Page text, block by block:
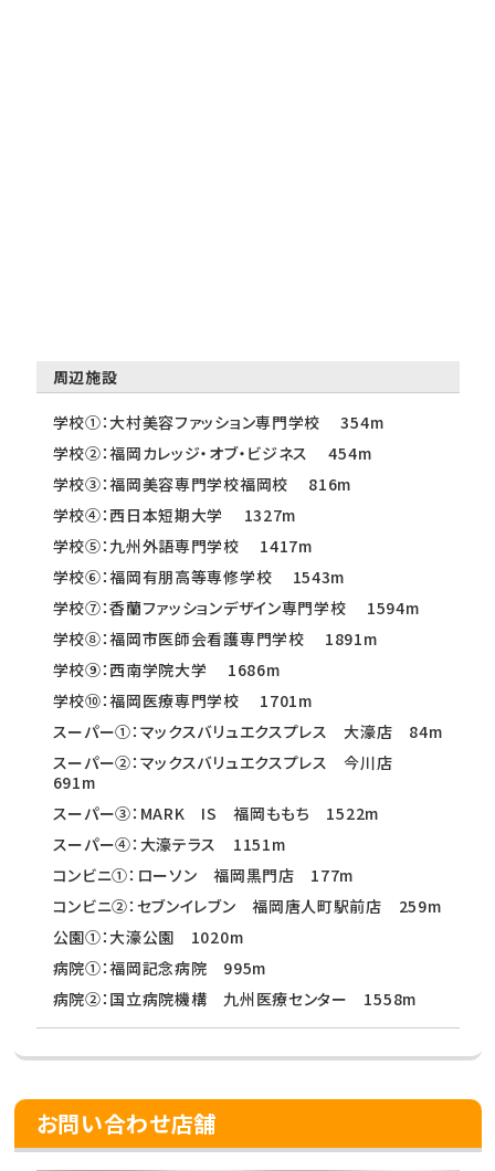
周辺施設
学校①：大村美容ファッション専門学校 354m
学校②：福岡カレッジ・オブ・ビジネス 454m
学校③：福岡美容専門学校福岡校 816m
学校④：西日本短期大学 1327m
学校⑤：九州外語専門学校 1417m
学校⑥：福岡有朋高等専修学校 1543m
学校⑦：香蘭ファッションデザイン専門学校 1594m
学校⑧：福岡市医師会看護専門学校 1891m
学校⑨：西南学院大学 1686m
学校⑩：福岡医療専門学校 1701m
スーパー①：マックスバリュエクスプレス 大濠店 84m
スーパー②：マックスバリュエクスプレス 今川店
691m
スーパー③：MARK IS 福岡ももち 1522m
スーパー④：大濠テラス 1151m
コンビニ①：ローソン 福岡黒門店 177m
コンビニ②：セブンイレブン 福岡唐人町駅前店 259m
公園①：大濠公園 1020m
病院①：福岡記念病院 995m
病院②：国立病院機構 九州医療センター 1558m
お問い合わせ店舗